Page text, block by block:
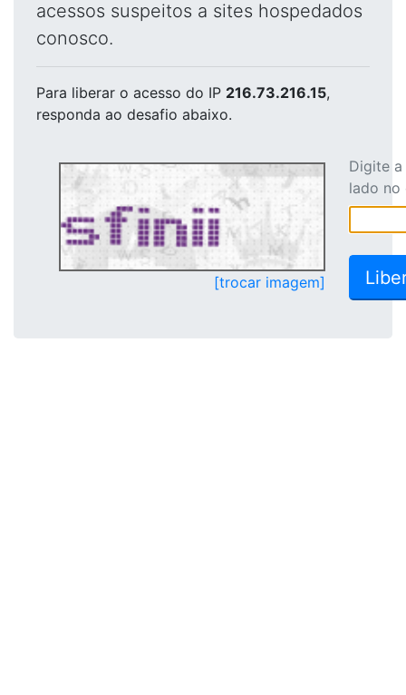
acessos suspeitos a sites hospedados
conosco.
Para liberar o acesso do IP 216.73.216.15,
responda ao desafio abaixo.
[trocar imagem]
Digite
lado no